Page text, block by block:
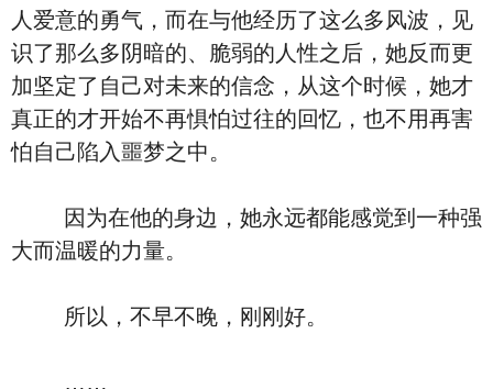
人爱意的勇气，而在与他经历了这么多风波，见
识了那么多阴暗的、脆弱的人性之后，她反而更
加坚定了自己对未来的信念，从这个时候，她才
真正的才开始不再惧怕过往的回忆，也不用再害
怕自己陷入噩梦之中。
因为在他的身边，她永远都能感觉到一种强
大而温暖的力量。
所以，不早不晚，刚刚好。
……